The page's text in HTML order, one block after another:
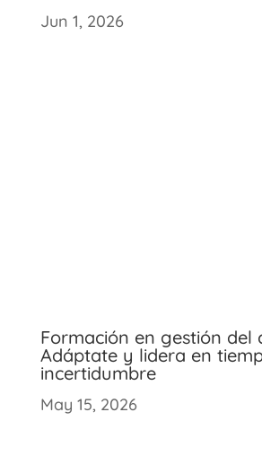
Jun 1, 2026
Formación en gestión del
Adáptate y lidera en
incertidumbre
May 15, 2026